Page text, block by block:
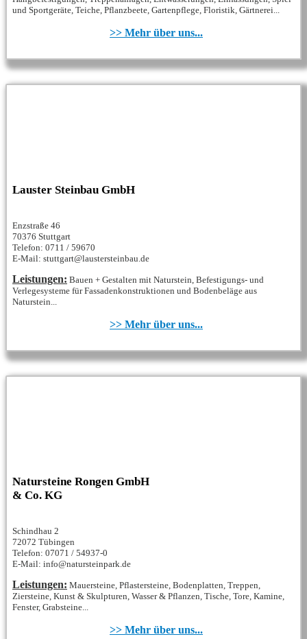
und Sportgeräte, Teiche, Pflanzbeete, Gartenpflege, Floristik, Gärtnerei...
>> Mehr über uns...
Lauster Steinbau GmbH
Enzstraße 46
70376 Stuttgart
Telefon: 0711 / 59670
E-Mail: stuttgart@laustersteinbau.de
Leistungen: Bauen + Gestalten mit Naturstein, Befestigungs- und
Verlegesysteme für Fassadenkonstruktionen und Bodenbeläge aus
Naturstein...
>> Mehr über uns...
Natursteine Rongen GmbH
& Co. KG
Schindhau 2
72072 Tübingen
Telefon: 07071 / 54937-0
E-Mail: info@natursteinpark.de
Leistungen: Mauersteine, Pflastersteine, Bodenplatten, Treppen,
Ziersteine, Kunst & Skulpturen, Wasser & Pflanzen, Tische, Tore, Kamine,
Fenster, Grabsteine...
>> Mehr über uns...